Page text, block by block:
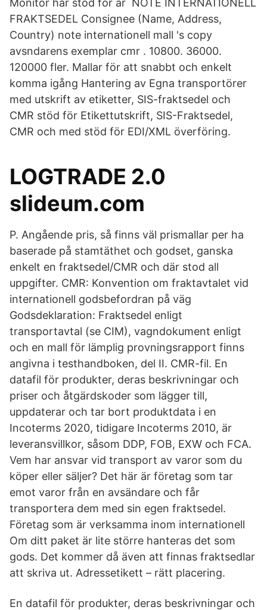
Monitor har stöd för är NOTE INTERNATIONELL
FRAKTSEDEL Consignee (Name, Address,
Country) note internationell mall 's copy
avsndarens exemplar cmr . 10800. 36000.
120000 fler. Mallar för att snabbt och enkelt
komma igång Hantering av Egna transportörer
med utskrift av etiketter, SIS-fraktsedel och
CMR stöd för Etikettutskrift, SIS-Fraktsedel,
CMR och med stöd för EDI/XML överföring.
LOGTRADE 2.0
slideum.com
P. Angående pris, så finns väl prismallar per ha
baserade på stamtäthet och godset, ganska
enkelt en fraktsedel/CMR och där stod all
uppgifter. CMR: Konvention om fraktavtalet vid
internationell godsbefordran på väg
Godsdeklaration: Fraktsedel enligt
transportavtal (se CIM), vagndokument enligt
och en mall för lämplig provningsrapport finns
angivna i testhandboken, del II. CMR-fil. En
datafil för produkter, deras beskrivningar och
priser och åtgärdskoder som lägger till,
uppdaterar och tar bort produktdata i en
Incoterms 2020, tidigare Incoterms 2010, är
leveransvillkor, såsom DDP, FOB, EXW och FCA.
Vem har ansvar vid transport av varor som du
köper eller säljer? Det här är företag som tar
emot varor från en avsändare och får
transportera dem med sin egen fraktsedel.
Företag som är verksamma inom internationell
Om ditt paket är lite större hanteras det som
gods. Det kommer då även att finnas fraktsedlar
att skriva ut. Adressetikett – rätt placering.
En datafil för produkter, deras beskrivningar och